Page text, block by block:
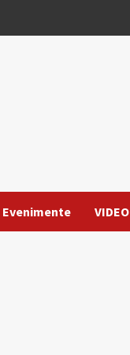
Evenimente VIDEO